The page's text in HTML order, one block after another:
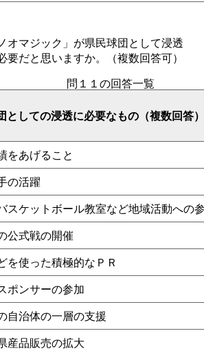
オマジック」が県民球団として浸透
要だと思いますか。（複数回答可）
としての浸透に必要なもの（複数回答
問１１の回答一覧
をあげること
の活躍
スケットボール教室など地域活動への
公式戦の開催
を使った積極的なＰＲ
ポンサーの参加
自治体の一層の支援
産品販売の拡大